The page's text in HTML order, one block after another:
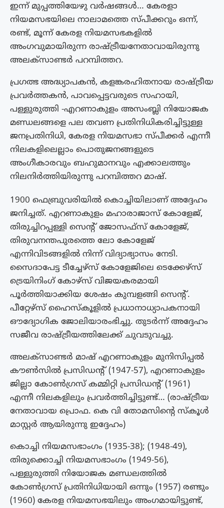
ഇന്ന് മുപ്പത്തിയേഴു വര്‍ഷങ്ങള്‍… കേരളാ
നിയമസഭയിലെ നാലാമത്തെ സ്പീക്കറും ഒന്ന്,
രണ്ട്, മൂന്ന് കേരള നിയമസഭകളിൽ
അംഗവുമായിരുന്ന രാഷ്ട്രീയനേതാവായിരുന്നു
അലക്സാണ്ടർ പറമ്പിത്തറ.
പ്രഗത്ഭ അദ്ധ്യാപകൻ, കളങ്കരഹിതനായ രാഷ്ട്രീയ
പ്രവർത്തകൻ, പാവപ്പെട്ടവരുടെ സഹായി,
പള്ളുരുത്തി -എറണാകുളം അസംബ്ലി നിയോജക
മണ്ഡലങ്ങളെ പല തവണ പ്രതിനിധികരിച്ചിട്ടുള്ള
ജനപ്രതിനിധി, കേരള നിയമസഭാ സ്പീക്കർ എന്നീ
നിലകളിലെല്ലാം പൊതുജനങ്ങളുടെ
അംഗീകാരവും ബഹുമാനവും എക്കാലത്തും
നിലനിർത്തിയിരുന്നു പറമ്പിത്തറ മാഷ്.
1900 ഫെബ്രുവരിയിൽ കൊച്ചിയിലാണ് അദ്ദേഹം
ജനിച്ചത്. എറണാകുളം മഹാരാജാസ് കോളേജ്,
തിരുച്ചിറപ്പള്ളി സെന്റ് ജോസഫ്സ് കോളേജ്,
തിരുവനന്തപുരത്തെ ലോ കോളേജ്
എന്നിവിടങ്ങളിൽ നിന്ന് വിദ്യാഭ്യാസം നേടി.
സൈദാപേട്ട ടീച്ചേഴ്‌സ് കോളേജിലെ ടെക്കേഴ്‌സ്
ട്രെയിനിംഗ് കോഴ്‌സ് വിജയകരമായി
പൂർത്തിയാക്കിയ ശേഷം കുമ്പളങ്ങി സെന്റ്.
പീറ്റേഴ്സ് ഹൈസ്കൂളിൽ പ്രധാനാധ്യാപകനായി
ഔദ്യോഗിക ജോലിയാരംഭിച്ചു. തുടർന്ന് അദ്ദേഹം
സജീവ രാഷ്ട്രീയത്തിലേക്ക് ചുവടുവച്ചു.
അലക്സാണ്ടർ മാഷ് എറണാകുളം മുനിസിപ്പൽ
കൗൺസിൽ പ്രസിഡന്റ് (1947-57), എറണാകുളം
ജില്ലാ കോൺഗ്രസ് കമ്മിറ്റി പ്രസിഡന്റ് (1961)
എന്നീ നിലകളിലും പ്രവർത്തിച്ചിട്ടുണ്ട്… (രാഷ്ട്രീയ
നേതാവായ പ്രൊഫ. കെ വി തോമസിൻ്റെ സ്കൂൾ
മാസ്റ്റർ ആയിരുന്നു ഇദ്ദേഹം)
കൊച്ചി നിയമസഭാംഗം (1935-38); (1948-49),
തിരുക്കൊച്ചി നിയമസഭാംഗം (1949-56),
പള്ളുരുത്തി നിയോജക മണ്ഡലത്തിൽ
കോൺഗ്രസ് പ്രതിനിധിയായി ഒന്നും (1957) രണ്ടും
(1960) കേരള നിയമസഭയിലും അംഗമായിട്ടുണ്ട്,